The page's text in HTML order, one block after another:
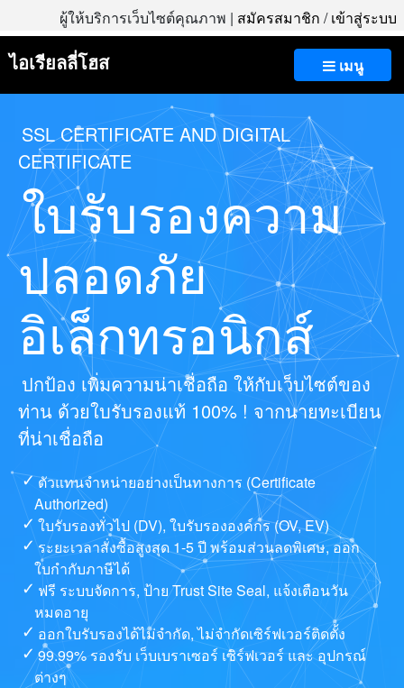
ผู้ให้บริการเว็บไซต์คุณภาพ | สมัครสมาชิก /เข้าสู่ระบบ
เมนู
ไอเรียลลี่โฮส
SSL CERTIFICATE AND DIGITAL
CERTIFICATE
ใบรับรองความ
ปลอดภัย
อิเล็กทรอนิกส์
ปกป้อง เพิ่มความน่าเชื่อถือ ให้กับเว็บไซต์ของ
ท่าน ด้วยใบรับรองแท้ 100% ! จากนายทะเบียน
ที่น่าเชื่อถือ
ตัวแทนจำหน่ายอย่างเป็นทางการ (Certificate
Authorized)
ใบรับรองทั่วไป (DV), ใบรับรององค์กร (OV, EV)
ระยะเวลาสั่งซื้อสูงสุด 1-5 ปี พร้อมส่วนลดพิเศษ, ออก
ใบกำกับภาษีได้
ฟรี ระบบจัดการ, ป้าย Trust Site Seal, แจ้งเตือนวัน
หมดอายุ
ออกใบรับรองได้ไม่จำกัด, ไม่จำกัดเซิร์ฟเวอร์ติดตั้ง
99.99% รองรับ เว็บเบราเซอร์ เซิร์ฟเวอร์ และ อุปกรณ์
ต่างๆ